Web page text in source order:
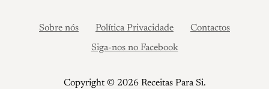
Copyright © 2026 Receitas Para Si.
Sobre nós Política Privacidade Contactos
Siga-nos no Facebook